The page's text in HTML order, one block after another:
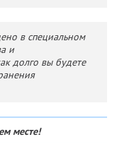
в специальном
и
долго вы будете
месте!